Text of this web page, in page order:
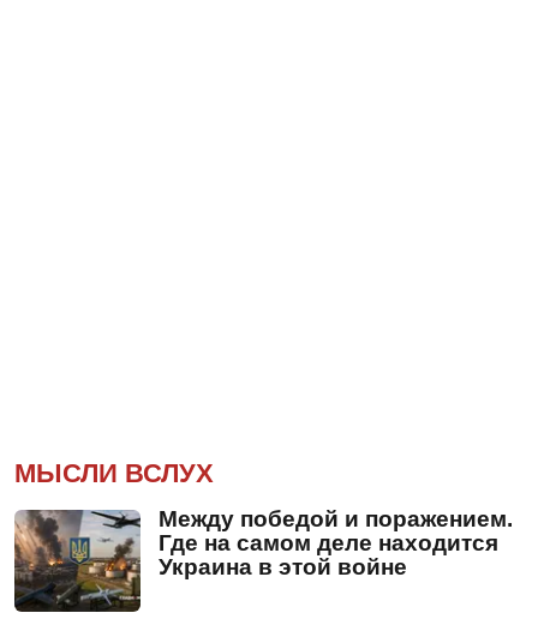
МЫСЛИ ВСЛУХ
Между победой и поражением.
Где на самом деле находится
Украина в этой войне